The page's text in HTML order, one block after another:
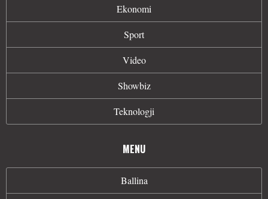
Ekonomi
Sport
Video
Showbiz
Teknologji
MENU
Ballina